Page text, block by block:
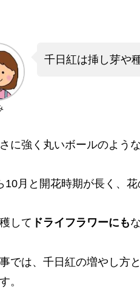
千日紅は挿し芽や
に強く丸いボールのよう
10月と開花時期が長く、
して ドライフラワーにも
では、千日紅の増やし方
。